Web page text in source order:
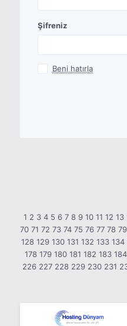
Şifreniz
Beni hatırla
1 2 3 4 5 6 7 8 9 10 11 12 13
70 71 72 73 74 75 76 77 78 79
128 129 130 131 132 133 134
178 179 180 181 182 183 184
226 227 228 229 230 231